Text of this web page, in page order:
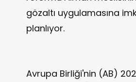
gözaltı uygulamasına
planlıyor.
Avrupa Birliği'nin (AB)